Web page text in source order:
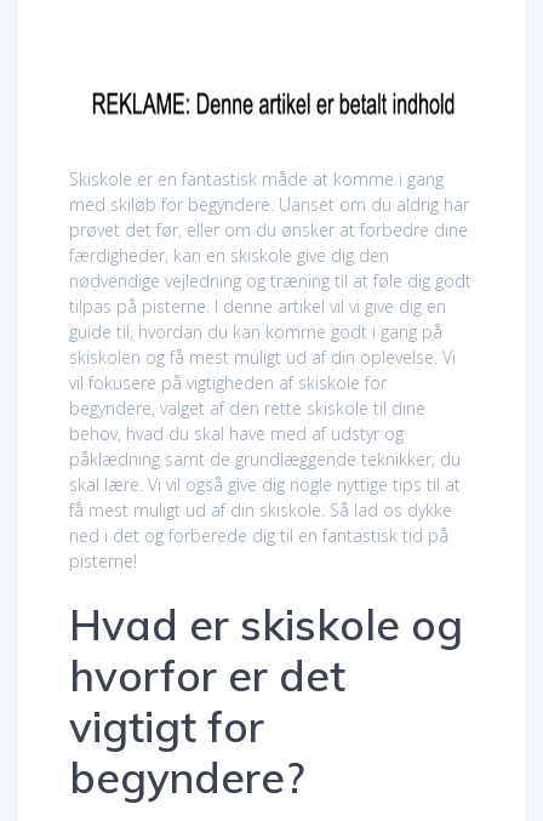
Skiskole er en fantastisk måde at komme i gang
med skiløb for begyndere. Uanset om du aldrig har
prøvet det før, eller om du ønsker at forbedre dine
færdigheder, kan en skiskole give dig den
nødvendige vejledning og træning til at føle dig godt
tilpas på pisterne. I denne artikel vil vi give dig en
guide til, hvordan du kan komme godt i gang på
skiskolen og få mest muligt ud af din oplevelse. Vi
vil fokusere på vigtigheden af skiskole for
begyndere, valget af den rette skiskole til dine
behov, hvad du skal have med af udstyr og
påklædning samt de grundlæggende teknikker, du
skal lære. Vi vil også give dig nogle nyttige tips til at
få mest muligt ud af din skiskole. Så lad os dykke
ned i det og forberede dig til en fantastisk tid på
pisterne!
Hvad er skiskole og
hvorfor er det
vigtigt for
begyndere?